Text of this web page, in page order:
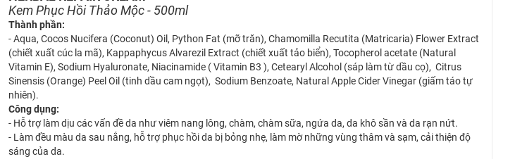
Kem Phục Hồi Thảo Mộc - 500ml
Thành phần:
- Aqua, Cocos Nucifera (Coconut) Oil, Python Fat (mỡ trăn), Chamomilla Recutita (Matricaria) Flower Extract
(chiết xuất cúc la mã), Kappaphycus Alvarezil Extract (chiết xuất tảo biển), Tocopherol acetate (Natural
Vitamin E), Sodium Hyaluronate, Niacinamide ( Vitamin B3 ), Cetearyl Alcohol (sáp làm từ dầu cọ), Citrus
Sinensis (Orange) Peel Oil (tinh dầu cam ngọt), Sodium Benzoate, Natural Apple Cider Vinegar (giấm táo tự
nhiên).
Công dụng:
- Hỗ trợ làm dịu các vấn đề da như viêm nang lông, chàm, chàm sữa, ngứa da, da khô sần và da rạn nứt.
- Làm đều màu da sau nắng, hỗ trợ phục hồi da bị bỏng nhẹ, làm mờ những vùng thâm và sạm, cải thiện độ
sáng của da.